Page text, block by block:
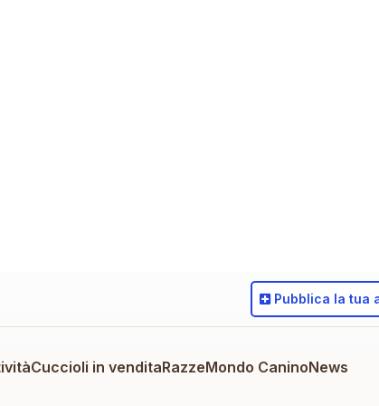
Cuccioli in venditaRazzeMondo CaninoNews
Pubblica la tua